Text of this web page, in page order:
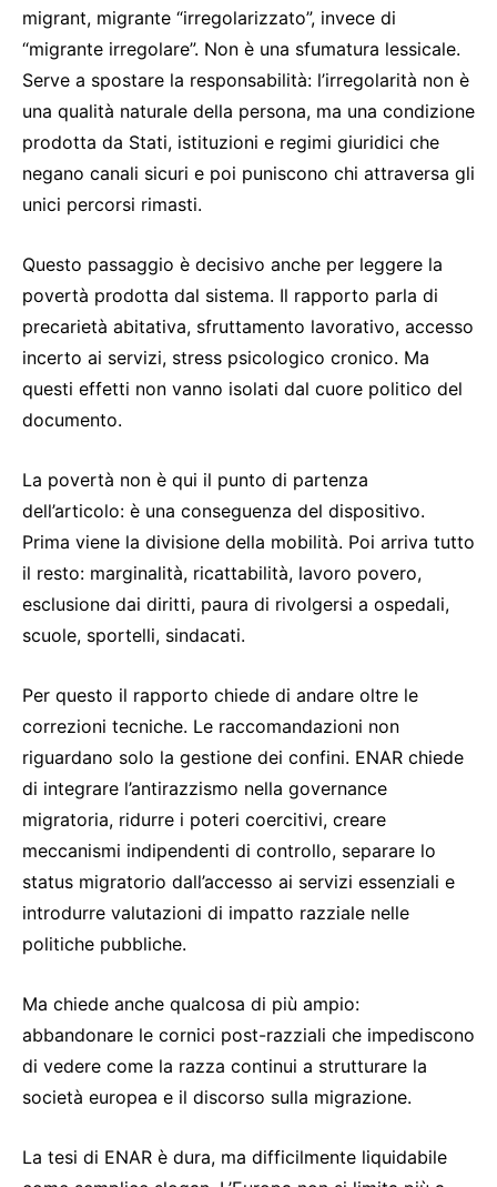
migrant, migrante “irregolarizzato”, invece di
“migrante irregolare”. Non è una sfumatura lessicale.
Serve a spostare la responsabilità: l’irregolarità non è
una qualità naturale della persona, ma una condizione
prodotta da Stati, istituzioni e regimi giuridici che
negano canali sicuri e poi puniscono chi attraversa gli
unici percorsi rimasti.
Questo passaggio è decisivo anche per leggere la
povertà prodotta dal sistema. Il rapporto parla di
precarietà abitativa, sfruttamento lavorativo, accesso
incerto ai servizi, stress psicologico cronico. Ma
questi effetti non vanno isolati dal cuore politico del
documento.
La povertà non è qui il punto di partenza
dell’articolo: è una conseguenza del dispositivo.
Prima viene la divisione della mobilità. Poi arriva tutto
il resto: marginalità, ricattabilità, lavoro povero,
esclusione dai diritti, paura di rivolgersi a ospedali,
scuole, sportelli, sindacati.
Per questo il rapporto chiede di andare oltre le
correzioni tecniche. Le raccomandazioni non
riguardano solo la gestione dei confini. ENAR chiede
di integrare l’antirazzismo nella governance
migratoria, ridurre i poteri coercitivi, creare
meccanismi indipendenti di controllo, separare lo
status migratorio dall’accesso ai servizi essenziali e
introdurre valutazioni di impatto razziale nelle
politiche pubbliche.
Ma chiede anche qualcosa di più ampio:
abbandonare le cornici post-razziali che impediscono
di vedere come la razza continui a strutturare la
società europea e il discorso sulla migrazione.
La tesi di ENAR è dura, ma difficilmente liquidabile